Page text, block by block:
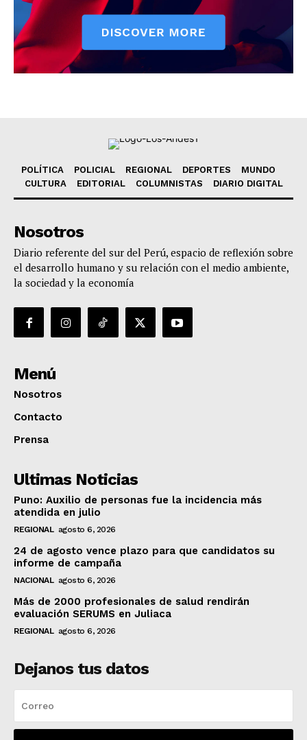
POLÍTICA POLICIAL REGIONAL DEPORTES
MUNDO
CULTURA
EDITORIAL COLUMNISTAS DIARIO DIGITAL
Nosotros
Diario referente del sur del Perú, espacio de reflexión sobre
el desarrollo humano y su relación con el medio ambiente,
la sociedad y la economía
Menú
Nosotros
Contacto
Prensa
Ultimas Noticias
Puno: Auxilio de personas fue la incidencia más
atendida en julio
REGIONAL agosto 6, 2026
24 de agosto vence plazo para que candidatos su
informe de campaña
NACIONAL agosto 6, 2026
Más de 2000 profesionales de salud rendirán
evaluación SERUMS en Juliaca
REGIONAL agosto 6, 2026
Dejanos tus datos